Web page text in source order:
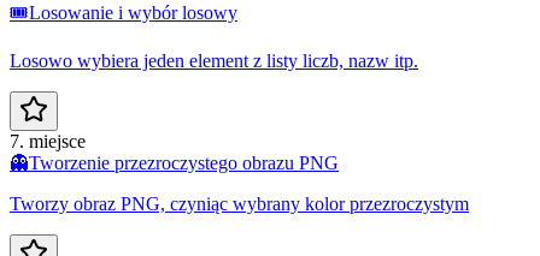
🎟️Losowanie i wybór losowy
Losowo wybiera jeden element z listy liczb, nazw itp.
7. miejsce
👻Tworzenie przezroczystego obrazu PNG
Tworzy obraz PNG, czyniąc wybrany kolor przezroczystym